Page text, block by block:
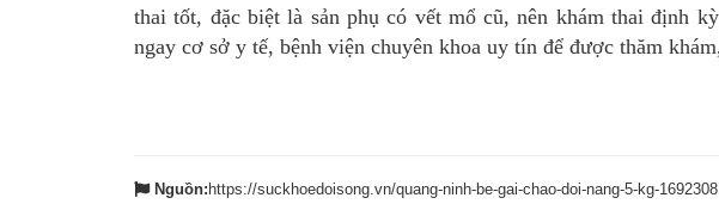
thai tốt, đặc biệt là sản phụ có vết mổ cũ, nên khám thai định
ngay cơ sở y tế, bệnh viện chuyên khoa uy tín để được thăm
Nguồn:https://suckhoedoisong.vn/quang-ninh-be-gai-chao-doi-nang-5-kg-